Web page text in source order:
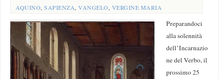
AQUINO,SAPIENZA,VANGELO, VERGINE MARIA
Preparandoci
alla solennità
dell’Incarnazio
ne del Verbo, il
prossimo 25